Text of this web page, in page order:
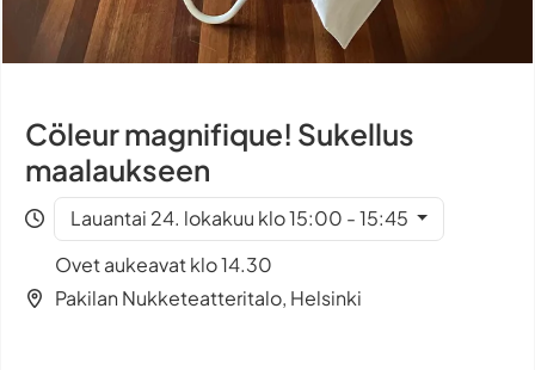
Cöleur magnifique! Sukellus
maalaukseen
Lauantai 24. lokakuu klo 15:00 - 15:45
Ovet aukeavat klo 14.30
Pakilan Nukketeatteritalo, Helsinki